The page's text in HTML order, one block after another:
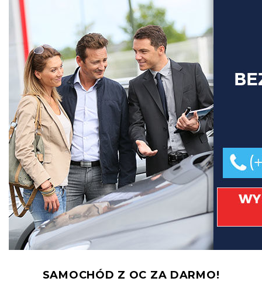
SAMOCHÓD Z OC ZA DARMO!